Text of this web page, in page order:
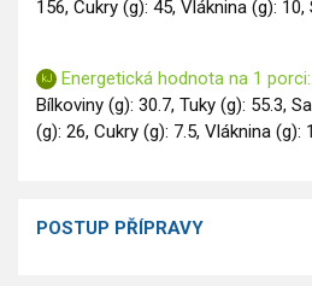
156, Cukry (g): 45, Vláknina (g): 10,
Energetická hodnota na 1
Bílkoviny (g): 30.7, Tuky (g): 55.3,
(g): 26, Cukry (g): 7.5, Vláknina (g):
POSTUP PŘÍPRAVY